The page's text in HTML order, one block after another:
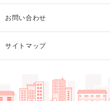
お問い合わせ
サイトマップ